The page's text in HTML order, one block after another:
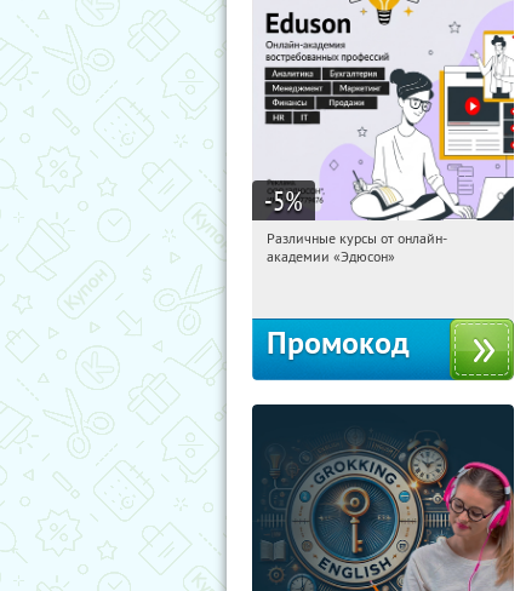
-5%
10:25:52 Получили:
Различные курсы от онлайн-
академии «Эдюсон»
Промокод